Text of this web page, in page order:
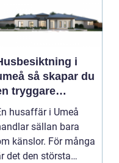
i
så skapar du
tryggare
husaffär i Umeå
sällan bara
känslor. För många
det den största